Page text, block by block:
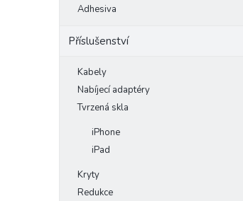
Adhesiva
Příslušenství
Kabely
Nabíjecí adaptéry
Tvrzená skla
iPhone
iPad
Kryty
Redukce